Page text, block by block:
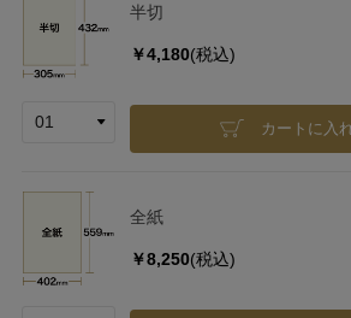
半切
￥4,180(税込)
カートに入
全紙
￥8,250(税込)